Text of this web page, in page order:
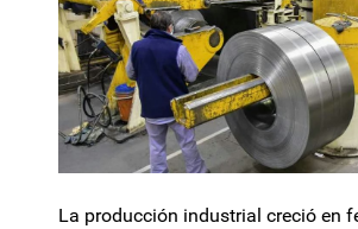
La producción industrial creció en